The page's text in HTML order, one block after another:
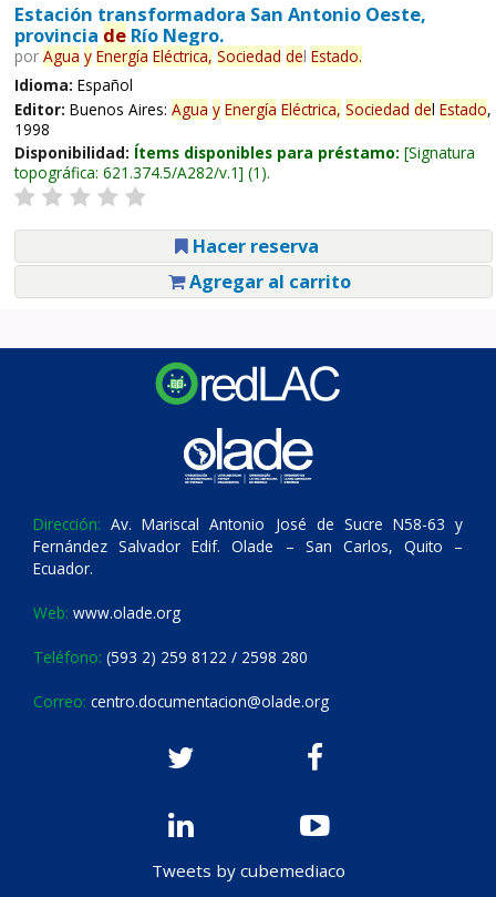
Estación transformadora San Antonio Oeste,
provincia deRío Negro.
por Agua y Energía Eléctrica, Sociedad del Estado.
Idioma: Español
Editor: Buenos Aires: Agua y Energía Eléctrica, Sociedad del Estado,
1998
Disponibilidad: Ítems disponibles para préstamo: Signatura
topográfica: 621.374.5/A282/v.1 (1).
Hacer reserva
Agregar al carrito
Dirección: Av. Mariscal Antonio José de Sucre N58-63 y
Fernández Salvador Edif. Olade – San Carlos, Quito –
Ecuador.
Web: www.olade.org
Teléfono: (593 2) 259 8122 / 2598 280
Correo: centro.documentacion@olade.org
Tweets by cubemediaco